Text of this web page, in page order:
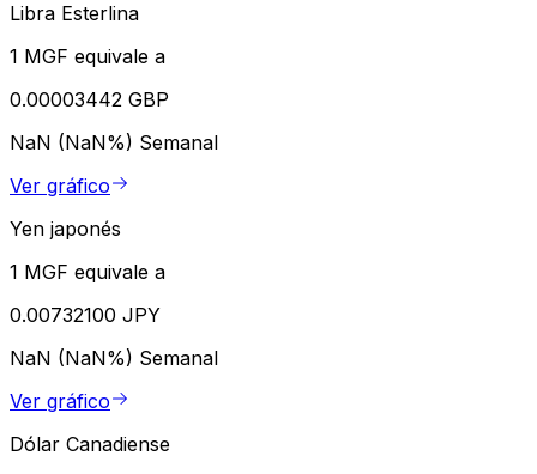
Libra Esterlina
1 MGF equivale a
0.00003442 GBP
NaN (NaN%) Semanal
Ver gráfico
Yen japonés
1 MGF equivale a
0.00732100 JPY
NaN (NaN%) Semanal
Ver gráfico
Dólar Canadiense